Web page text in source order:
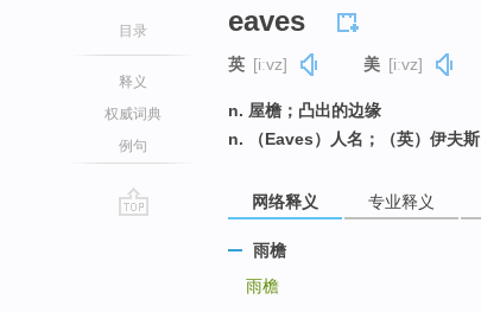
目录
释义
权威词典
例句
eaves
英 [iːvz] 美 [iːvz]
n. 屋檐；凸出的边缘
n. （Eaves）人名；（英）伊夫斯
网络释义 专业释义
雨檐
雨檐